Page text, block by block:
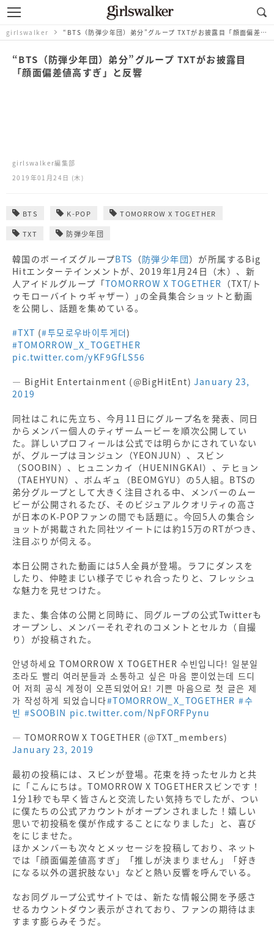
girlswalker “BTS（防弾少年団）弟分”グループ TXTがお披露目「顔面偏差値高すぎ」と反響
“BTS（防弾少年団）弟分”グループ TXTがお披露目
「顔面偏差値高すぎ」と反響
girlswalker編集部
2019年01月24日 (木)
BTS K-POP TOMORROW X TOGETHER
TXT 防弾少年団
韓国のボーイズグループBTS （防弾少年団）が所属するBig
Hitエンターテインメントが、2019年1月24日（木）、新
人アイドルグループ「TOMORROW X TOGETHER （TXT/ト
ゥモローバイトゥギャザー）｣の全員集合ショットと動画
を公開し、話題を集めている。
#TXT (#투모로우바이투게더)
#TOMORROW_X_TOGETHER
pic.twitter.com/yKF9GfLS56
— BigHit Entertainment (@BigHitEnt)January 23,
2019
同社はこれに先立ち、今月11日にグループ名を発表、同日
からメンバー個人のティザームービーを順次公開してい
た。詳しいプロフィールは公式では明らかにされていない
が、グループはヨンジュン（YEONJUN）、スビン
（SOOBIN）、ヒュニンカイ（HUENINGKAI）、テヒョン
（TAEHYUN）、ボムギュ（BEOMGYU）の5人組。BTSの
弟分グループとして大きく注目される中、メンバーのムー
ビーが公開されるたび、そのビジュアルクオリティの高さ
が日本のK-POPファンの間でも話題に。今回5人の集合シ
ョットが掲載された同社ツイートには約15万のRTがつき、
注目ぶりが伺える。
本日公開された動画には5人全員が登場。ラフにダンスを
したり、仲睦まじい様子でじゃれ合ったりと、フレッシュ
な魅力を見せつけた。
また、集合体の公開と同時に、同グループの公式Twitterも
オープンし、メンバーそれぞれのコメントとセルカ（自撮
り）が投稿された。
안녕하세요 TOMORROW X TOGETHER 수빈입니다! 일분일
초라도 빨리 여러분들과 소통하고 싶은 마음 뿐이었는데 드디
어 저희 공식 계정이 오픈되었어요! 기쁜 마음으로 첫 글은 제
가 작성하게 되었습니다#TOMORROW_X_TOGETHER #수
빈 #SOOBIN pic.twitter.com/NpFORFPynu
— TOMORROW X TOGETHER (@TXT_members)
January 23, 2019
最初の投稿には、スビンが登場。花束を持ったセルカと共
に「こんにちは。TOMORROW X TOGETHERスビンです！
1分1秒でも早く皆さんと交流したい気持ちでしたが、つい
に僕たちの公式アカウントがオープンされました！嬉しい
思いで初投稿を僕が作成することになりました」と、喜び
をにじませた。
ほかメンバーも次々とメッセージを投稿しており、ネット
では「顔面偏差値高すぎ」「推しが決まりません」「好き
になる以外の選択肢ない」などと熱い反響を呼んでいる。
なお同グループ公式サイトでは、新たな情報公開を予感さ
せるカウントダウン表示がされており、ファンの期待はま
すます膨らみそうだ。